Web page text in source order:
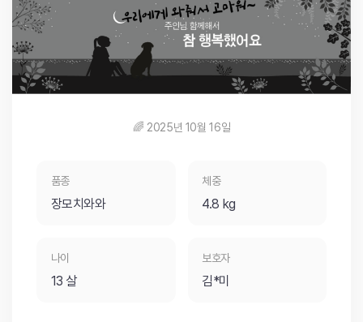
🌈 2025년 10월 16일
품종
장모치와와
체중
4.8 kg
나이
13 살
보호자
김*미